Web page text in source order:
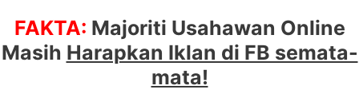
FAKTA: Majoriti Usahawan Online
Masih Harapkan Iklan di FB semata-
mata!